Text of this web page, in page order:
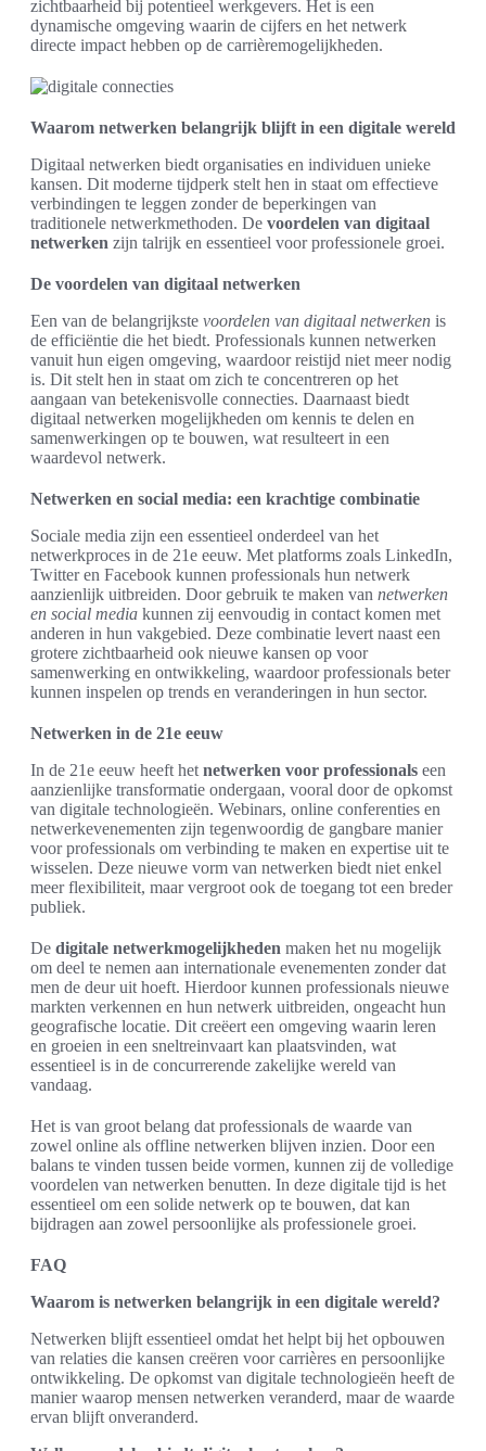
zichtbaarheid bij potentieel werkgevers. Het is een
dynamische omgeving waarin de cijfers en het netwerk
directe impact hebben op de carrièremogelijkheden.
Waarom netwerken belangrijk blijft in een digitale wereld
Digitaal netwerken biedt organisaties en individuen unieke
kansen. Dit moderne tijdperk stelt hen in staat om effectieve
verbindingen te leggen zonder de beperkingen van
traditionele netwerkmethoden. De voordelen van digitaal
netwerken zijn talrijk en essentieel voor professionele groei.
De voordelen van digitaal netwerken
Een van de belangrijkste voordelen van digitaal netwerken is
de efficiëntie die het biedt. Professionals kunnen netwerken
vanuit hun eigen omgeving, waardoor reistijd niet meer nodig
is. Dit stelt hen in staat om zich te concentreren op het
aangaan van betekenisvolle connecties. Daarnaast biedt
digitaal netwerken mogelijkheden om kennis te delen en
samenwerkingen op te bouwen, wat resulteert in een
waardevol netwerk.
Netwerken en social media: een krachtige combinatie
Sociale media zijn een essentieel onderdeel van het
netwerkproces in de 21e eeuw. Met platforms zoals LinkedIn,
Twitter en Facebook kunnen professionals hun netwerk
aanzienlijk uitbreiden. Door gebruik te maken van netwerken
en social media kunnen zij eenvoudig in contact komen met
anderen in hun vakgebied. Deze combinatie levert naast een
grotere zichtbaarheid ook nieuwe kansen op voor
samenwerking en ontwikkeling, waardoor professionals beter
kunnen inspelen op trends en veranderingen in hun sector.
Netwerken in de 21e eeuw
In de 21e eeuw heeft het netwerken voor professionals een
aanzienlijke transformatie ondergaan, vooral door de opkomst
van digitale technologieën. Webinars, online conferenties en
netwerkevenementen zijn tegenwoordig de gangbare manier
voor professionals om verbinding te maken en expertise uit te
wisselen. Deze nieuwe vorm van netwerken biedt niet enkel
meer flexibiliteit, maar vergroot ook de toegang tot een breder
publiek.
De digitale netwerkmogelijkheden maken het nu mogelijk
om deel te nemen aan internationale evenementen zonder dat
men de deur uit hoeft. Hierdoor kunnen professionals nieuwe
markten verkennen en hun netwerk uitbreiden, ongeacht hun
geografische locatie. Dit creëert een omgeving waarin leren
en groeien in een sneltreinvaart kan plaatsvinden, wat
essentieel is in de concurrerende zakelijke wereld van
vandaag.
Het is van groot belang dat professionals de waarde van
zowel online als offline netwerken blijven inzien. Door een
balans te vinden tussen beide vormen, kunnen zij de volledige
voordelen van netwerken benutten. In deze digitale tijd is het
essentieel om een solide netwerk op te bouwen, dat kan
bijdragen aan zowel persoonlijke als professionele groei.
FAQ
Waarom is netwerken belangrijk in een digitale wereld?
Netwerken blijft essentieel omdat het helpt bij het opbouwen
van relaties die kansen creëren voor carrières en persoonlijke
ontwikkeling. De opkomst van digitale technologieën heeft de
manier waarop mensen netwerken veranderd, maar de waarde
ervan blijft onveranderd.